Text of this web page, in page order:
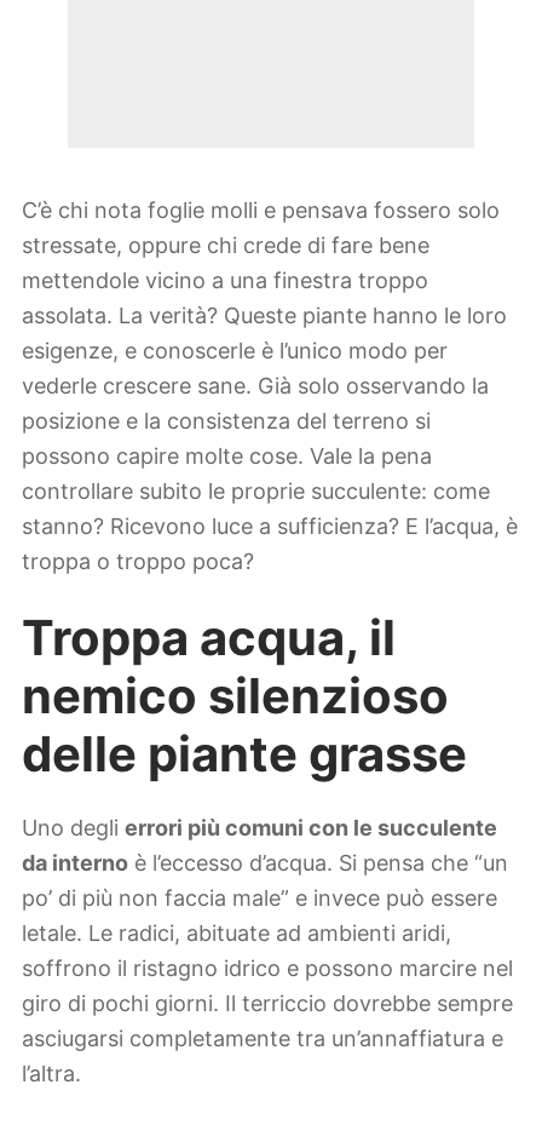
C’è chi nota foglie molli e pensava fossero solo
stressate, oppure chi crede di fare bene
mettendole vicino a una finestra troppo
assolata. La verità? Queste piante hanno le loro
esigenze, e conoscerle è l’unico modo per
vederle crescere sane. Già solo osservando la
posizione e la consistenza del terreno si
possono capire molte cose. Vale la pena
controllare subito le proprie succulente: come
stanno? Ricevono luce a sufficienza? E l’acqua, è
troppa o troppo poca?
Troppa acqua, il
nemico silenzioso
delle piante grasse
Uno degli errori più comuni con le succulente
da interno è l’eccesso d’acqua. Si pensa che “un
po’ di più non faccia male” e invece può essere
letale. Le radici, abituate ad ambienti aridi,
soffrono il ristagno idrico e possono marcire nel
giro di pochi giorni. Il terriccio dovrebbe sempre
asciugarsi completamente tra un’annaffiatura e
l’altra.